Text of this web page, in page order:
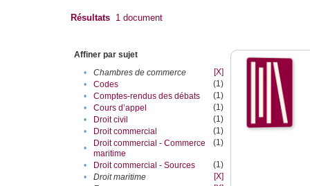
Résultats 1 document
Affiner par sujet
•
Chambres de commerce
[X]
•
Codes
(1)
•
Comptes-rendus des débats
(1)
•
Cours d’appel
(1)
•
Droit civil
(1)
•
Droit commercial
(1)
•
Droit commercial - Commerce
maritime
(1)
• Droit commercial - Sources
(1)
•
Droit maritime
[X]